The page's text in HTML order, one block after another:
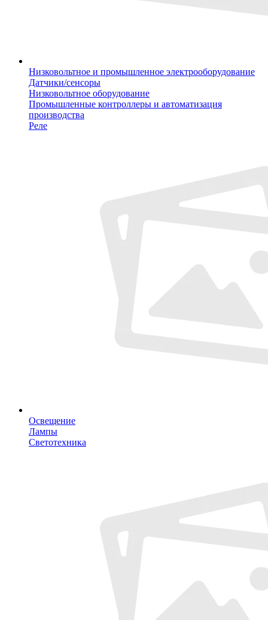
Низковольтное и промышленное электрооборудование
Датчики/сенсоры
Низковольтное оборудование
Промышленные контроллеры и автоматизация
производства
Реле
Освещение
Лампы
Светотехника